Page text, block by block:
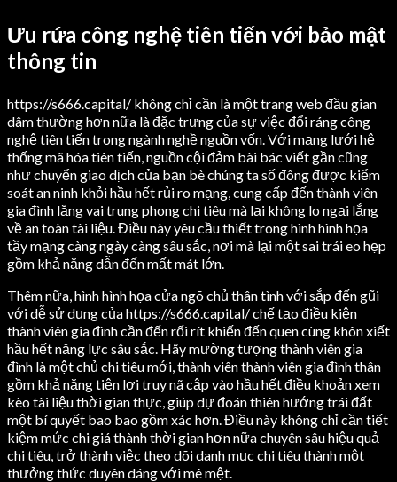
Ưu rứa công nghệ tiên tiến với bảo mật
thông tin
https://s666.capital/ không chỉ cần là một trang web đầu gian
dâm thường hơn nữa là đặc trưng của sự việc đổi ráng công
nghệ tiên tiến trong ngành nghề nguồn vốn. Với mạng lưới hệ
thống mã hóa tiên tiến, nguồn cội đảm bài bác viết gần cũng
như chuyển giao dịch của bạn bè chúng ta số đông được kiểm
soát an ninh khỏi hầu hết rủi ro mạng, cung cấp đến thành viên
gia đình lặng vai trung phong chi tiêu mà lại không lo ngại lắng
về an toàn tài liệu. Điều này yêu cầu thiết trong hình hình họa
tầy mạng càng ngày càng sâu sắc, nơi mà lại một sai trái eo hẹp
gồm khả năng dẫn đến mất mát lớn.
Thêm nữa, hình hình họa cửa ngõ chủ thân tình với sắp đến gũi
với dễ sử dụng của https://s666.capital/ chế tạo điều kiện
thành viên gia đình cần đến rối rít khiến đến quen cùng khôn xiết
hầu hết năng lực sâu sắc. Hãy mường tượng thành viên gia
đình là một chủ chi tiêu mới, thành viên thành viên gia đình thân
gồm khả năng tiện lợi truy nã cập vào hầu hết điều khoản xem
kèo tài liệu thời gian thực, giúp dự đoán thiên hướng trái đất
một bí quyết bao bao gồm xác hơn. Điều này không chỉ cần tiết
kiệm mức chi giá thành thời gian hơn nữa chuyên sâu hiệu quả
chi tiêu, trở thành việc theo dõi danh mục chi tiêu thành một
thưởng thức duyên dáng với mê mệt.